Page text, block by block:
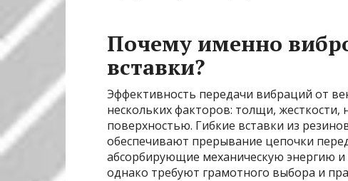
Почему именно
вставки?
Эффективность передачи вибраций от
нескольких факторов: толщи, жесткости,
поверхностью. Гибкие вставки из
обеспечивают прерывание цепочки
абсорбирующие механическую энергию
однако требуют грамотного выбора и